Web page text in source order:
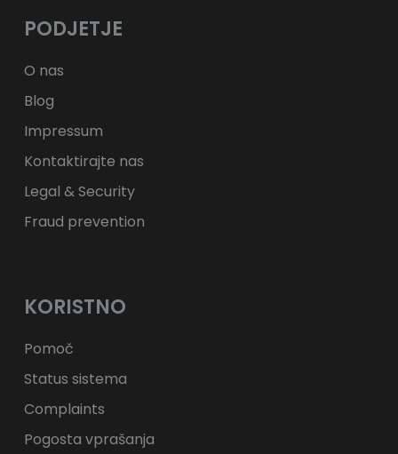
ft HUF
zł PLN
PODJETJE
O nas
Blog
Impressum
Kontaktirajte nas
Legal & Security
Fraud prevention
KORISTNO
Pomoč
Status sistema
Complaints
Pogosta vprašanja